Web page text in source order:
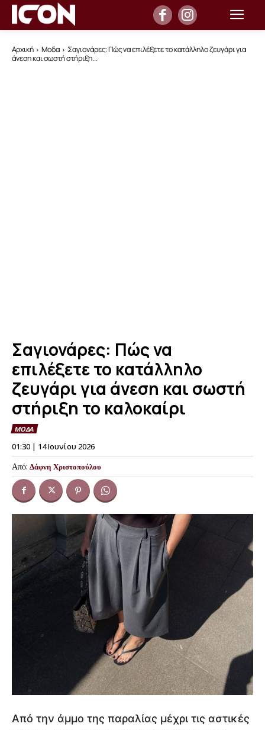
Αρχική Μοδα
Σαγιονάρες: Πώς να επιλέξετε το κατάλληλο ζευγάρι για
άνεση και σωστή στήριξη...
Σαγιονάρες: Πώς να
επιλέξετε το κατάλληλο
ζευγάρι για άνεση και σωστή
στήριξη το καλοκαίρι
ΜΟΔΑ
01:30 | 14 Ιουνίου 2026
Από: Δάφνη Χριστοπούλου
Από την άμμο της παραλίας μέχρι τις αστικές